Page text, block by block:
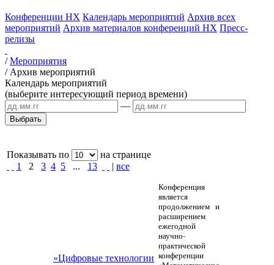
Конференции НХ Календарь мероприятий Архив всех
мероприятий Архив материалов конференций НХ Пресс-
релизы
/Мероприятия
/ Архив мероприятий
Календарь мероприятий
(выберите интересующий период времени)
—
Показывать по
на странице
1
2 3 4 5 ... 13 | все
«Цифровые технологии
Конференция
является
продолжением и
расширением
ежегодной
научно-
практической
конференции